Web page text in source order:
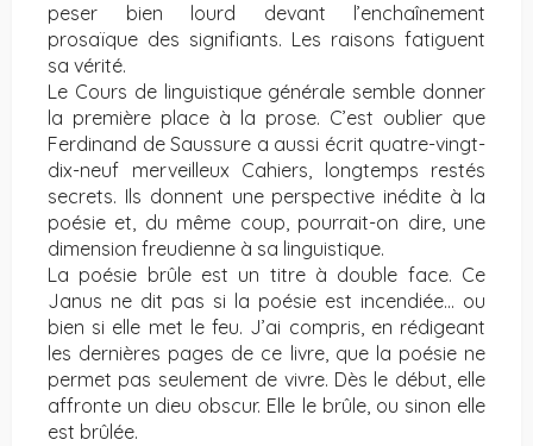
peser bien lourd devant l’enchaînement
prosaïque des signifiants. Les raisons fatiguent
sa vérité.
Le Cours de linguistique générale semble donner
la première place à la prose. C’est oublier que
Ferdinand de Saussure a aussi écrit quatre-vingt-
dix-neuf merveilleux Cahiers, longtemps restés
secrets. Ils donnent une perspective inédite à la
poésie et, du même coup, pourrait-on dire, une
dimension freudienne à sa linguistique.
La poésie brûle est un titre à double face. Ce
Janus ne dit pas si la poésie est incendiée… ou
bien si elle met le feu. J’ai compris, en rédigeant
les dernières pages de ce livre, que la poésie ne
permet pas seulement de vivre. Dès le début, elle
affronte un dieu obscur. Elle le brûle, ou sinon elle
est brûlée.